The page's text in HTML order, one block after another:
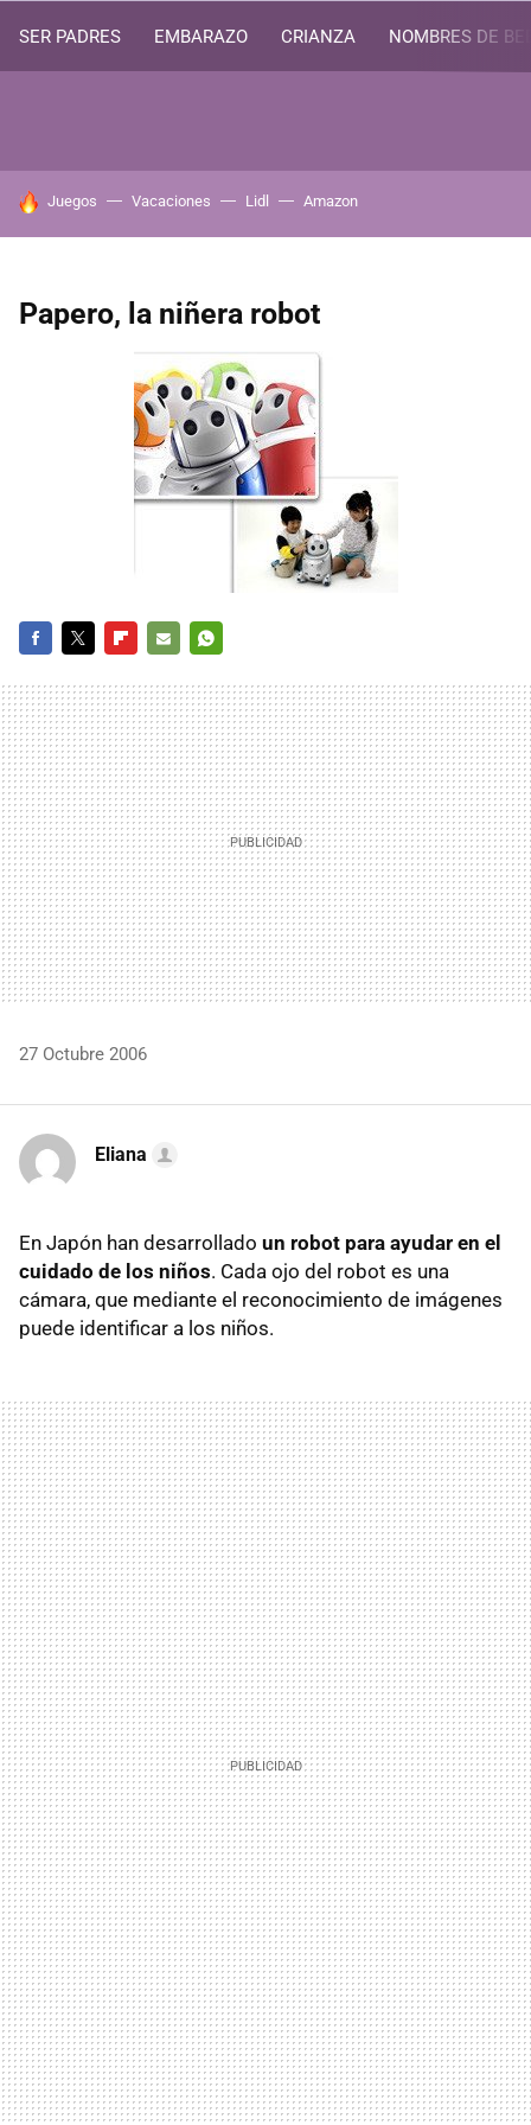
SER PADRES EMBARAZO CRIANZA NOMBRES DE
HOY SE HABLA DE
Juegos Vacaciones Lidl Amazon
Papero, la niñera robot
MAIL
27 Octubre 2006
Eliana
En Japón han desarrollado un robot para ayudar en el
cuidado de los niños. Cada ojo del robot es una
cámara, que mediante el reconocimiento de imágenes
puede identificar a los niños.